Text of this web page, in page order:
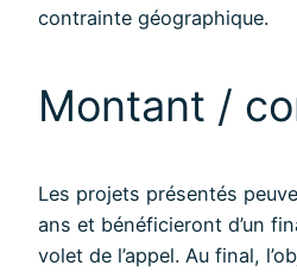
contrainte géographique.
Montant /
Les projets présentés
ans et bénéficieront d’un
volet de l’appel. Au final,